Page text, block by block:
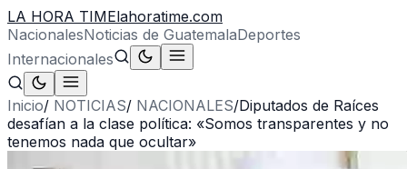
LA HORA TIMElahoratime.com
NacionalesNoticias de GuatemalaDeportes
Internacionales
Inicio/ NOTICIAS/ NACIONALES/Diputados de Raíces
desafían a la clase política: «Somos transparentes y no
tenemos nada que ocultar»